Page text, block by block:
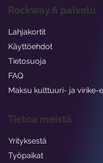
Rockway.fi palvelu
Lahjakortit
Käyttöehdot
Tietosuoja
FAQ
Maksu kulttuuri- ja virike-
Tietoa meistä
Yrityksestä
Työpaikat